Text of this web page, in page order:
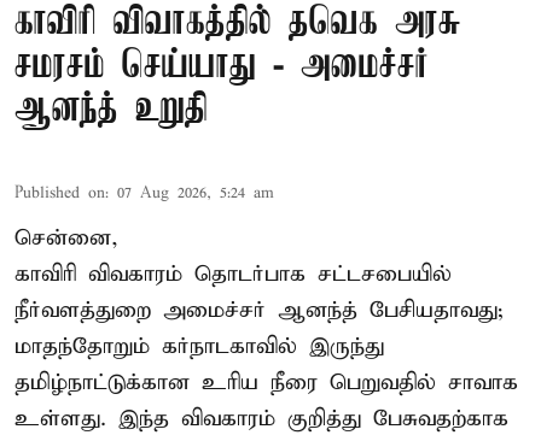
காவிரி விவாகத்தில் தவெக அரசு
சமரசம் செய்யாது - அமைச்சர்
ஆனந்த் உறுதி
Published on: 07 Aug 2026, 5:24 am
சென்னை,
காவிரி விவகாரம் தொடர்பாக சட்டசபையில்
நீர்வளத்துறை அமைச்சர் ஆனந்த் பேசியதாவது;
மாதந்தோறும் கர்நாடகாவில் இருந்து
தமிழ்நாட்டுக்கான உரிய நீரை பெறுவதில் சாவாக
உள்ளது. இந்த விவகாரம் குறித்து பேசுவதற்காக